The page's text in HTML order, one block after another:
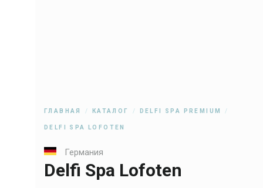
ГЛАВНАЯ КАТАЛОГ DELFI SPA PREMIUM
DELFI SPA LOFOTEN
Германия
Delfi Spa Lofoten